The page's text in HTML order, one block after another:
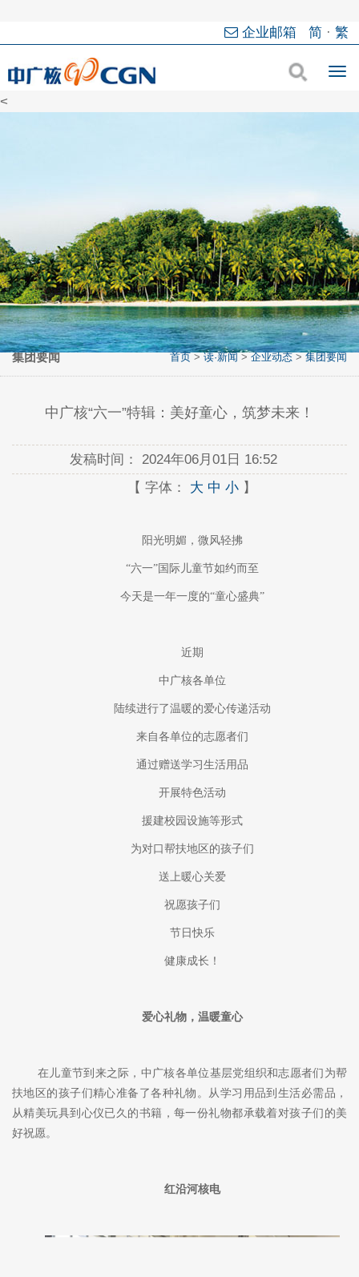
企业邮箱 简· 繁
<
首页 > 读·新闻 > 企业动态 > 集团要闻
集团要闻
中广核“六一”特辑：美好童心，筑梦未来！
发稿时间： 2024年06月01日 16:52
【 字体： 大 中 小】
阳光明媚，微风轻拂
“六一”国际儿童节如约而至
今天是一年一度的“童心盛典”
近期
中广核各单位
陆续进行了温暖的爱心传递活动
来自各单位的志愿者们
通过赠送学习生活用品
开展特色活动
援建校园设施等形式
为对口帮扶地区的孩子们
送上暖心关爱
祝愿孩子们
节日快乐
健康成长！
爱心礼物，温暖童心
在儿童节到来之际，中广核各单位基层党组织和志愿者们为帮
扶地区的孩子们精心准备了各种礼物。从学习用品到生活必需品，
从精美玩具到心仪已久的书籍，每一份礼物都承载着对孩子们的美
好祝愿。
红沿河核电